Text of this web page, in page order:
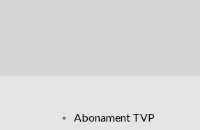
Abonament TVP